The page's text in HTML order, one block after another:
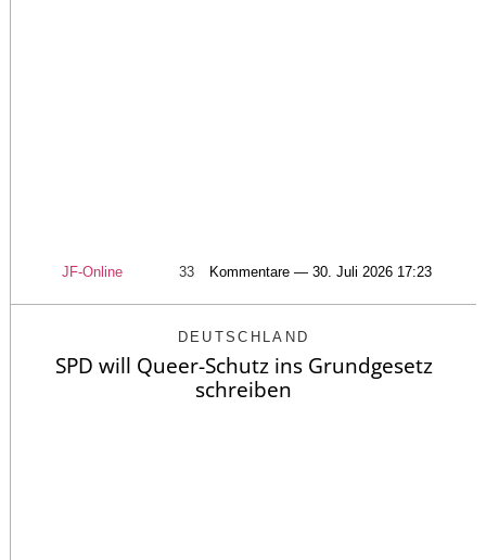
JF-Online 33 Kommentare — 30. Juli 2026 17:23
DEUTSCHLAND
SPD will Queer-Schutz ins Grundgesetz
schreiben